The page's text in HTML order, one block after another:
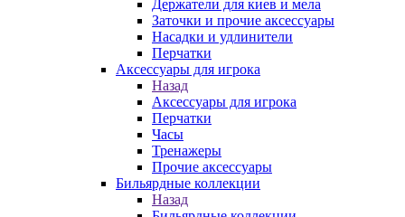
Держатели для киев и мела
Заточки и прочие аксессуары
Насадки и удлинители
Перчатки
Аксессуары для игрока
Назад
Аксессуары для игрока
Перчатки
Часы
Тренажеры
Прочие аксессуары
Бильярдные коллекции
Назад